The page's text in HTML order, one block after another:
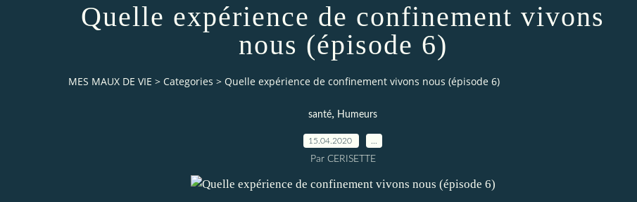
Quelle expérience de confinement vivons
nous (épisode 6)
MES MAUX DE VIE > Categories > Quelle expérience de confinement vivons nous (épisode 6)
santé, Humeurs
15.04.2020
Par CERISETTE